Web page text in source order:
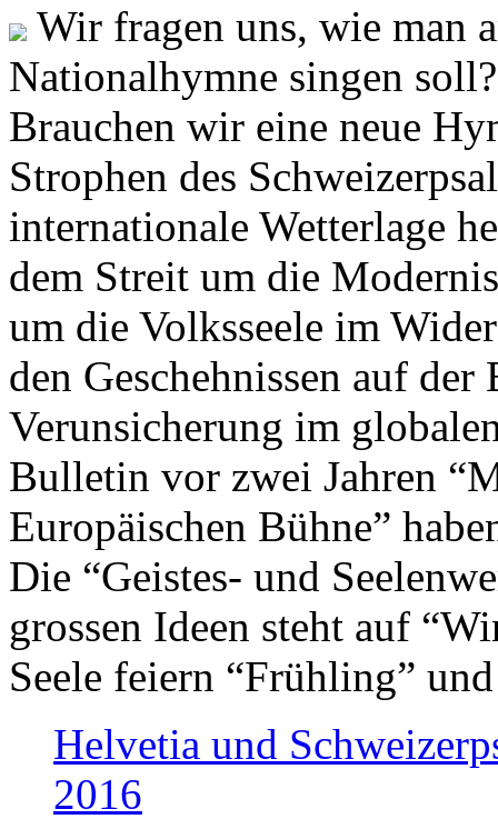
Wir fragen uns, wie man
Nationalhymne singen
Brauchen wir eine neue
Strophen des
internationale Wetterlage
dem Streit um die
um die Volksseele im
den Geschehnissen auf
Verunsicherung im
Bulletin vor zwei Jahren
Europäischen Bühne”
Die “Geistes- und
grossen Ideen steht auf
Seele feiern “Frühling”
Helvetia und
2016